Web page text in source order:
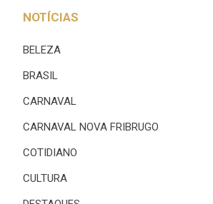
NOTÍCIAS
BELEZA
BRASIL
CARNAVAL
CARNAVAL NOVA FRIBRUGO
COTIDIANO
CULTURA